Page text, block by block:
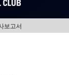
보고서